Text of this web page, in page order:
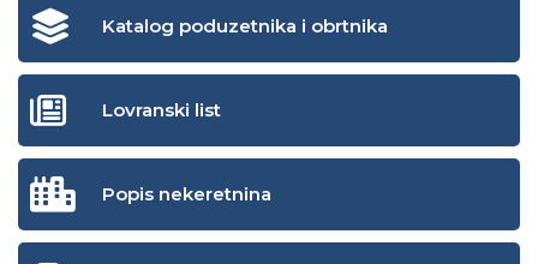
Katalog poduzetnika i obrtnika
Lovranski list
Popis nekeretnina